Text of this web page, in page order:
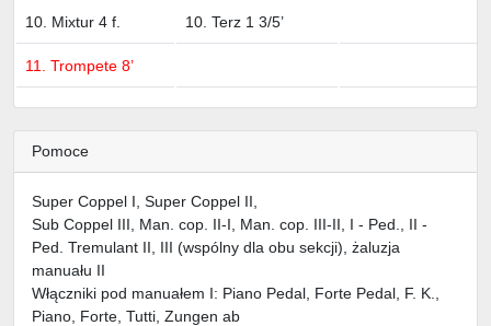
10. Mixtur 4 f. 10. Terz 1 3/5’
11. Trompete 8’
Pomoce
Super Coppel I, Super Coppel II,
Sub Coppel III, Man. cop. II-I, Man. cop. III-II, I - Ped., II -
Ped. Tremulant II, III (wspólny dla obu sekcji), żaluzja
manuału II
Włączniki pod manuałem I: Piano Pedal, Forte Pedal, F. K.,
Piano, Forte, Tutti, Zungen ab